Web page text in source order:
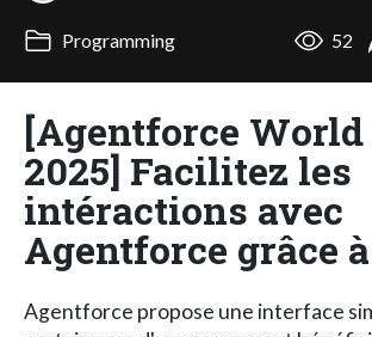
Programming 52
[Agentforce
2025] Facilitez les
intéractions avec
Agentforce grâce
Agentforce propose une interface